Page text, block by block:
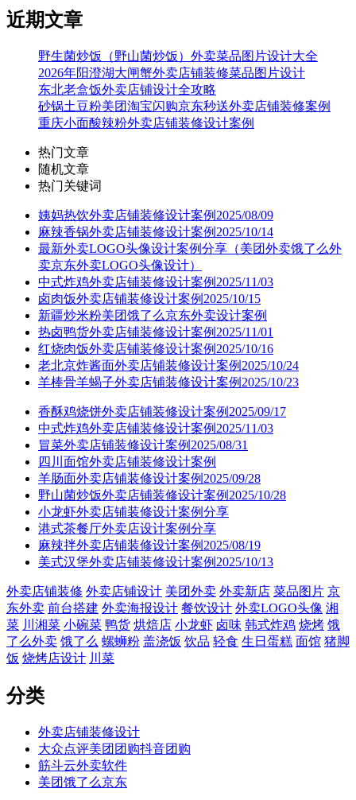
近期文章
野生菌炒饭（野山菌炒饭）外卖菜品图片设计大全
2026年阳澄湖大闸蟹外卖店铺装修菜品图片设计
东北老盒饭外卖店铺设计全攻略
砂锅土豆粉美团淘宝闪购京东秒送外卖店铺装修案例
重庆小面酸辣粉外卖店铺装修设计案例
热门文章
随机文章
热门关键词
姨妈热饮外卖店铺装修设计案例2025/08/09
麻辣香锅外卖店铺装修设计案例2025/10/14
最新外卖LOGO头像设计案例分享（美团外卖饿了么外
卖京东外卖LOGO头像设计）
中式炸鸡外卖店铺装修设计案例2025/11/03
卤肉饭外卖店铺装修设计案例2025/10/15
新疆炒米粉美团饿了么京东外卖设计案例
热卤鸭货外卖店铺装修设计案例2025/11/01
红烧肉饭外卖店铺装修设计案例2025/10/16
老北京炸酱面外卖店铺装修设计案例2025/10/24
羊棒骨羊蝎子外卖店铺装修设计案例2025/10/23
香酥鸡烧饼外卖店铺装修设计案例2025/09/17
中式炸鸡外卖店铺装修设计案例2025/11/03
冒菜外卖店铺装修设计案例2025/08/31
四川面馆外卖店铺装修设计案例
羊肠面外卖店铺装修设计案例2025/09/28
野山菌炒饭外卖店铺装修设计案例2025/10/28
小龙虾外卖店铺装修设计案例分享
港式茶餐厅外卖店设计案例分享
麻辣拌外卖店铺装修设计案例2025/08/19
美式汉堡外卖店铺装修设计案例2025/10/13
外卖店铺装修 外卖店铺设计 美团外卖 外卖新店 菜品图片 京
东外卖 前台搭建 外卖海报设计 餐饮设计 外卖LOGO头像 湘
菜 川湘菜 小碗菜 鸭货 烘焙店 小龙虾 卤味 韩式炸鸡 烧烤 饿
了么外卖 饿了么 螺蛳粉 盖浇饭 饮品 轻食 生日蛋糕 面馆 猪脚
饭 烧烤店设计 川菜
分类
外卖店铺装修设计
大众点评美团团购抖音团购
筋斗云外卖软件
美团饿了么京东